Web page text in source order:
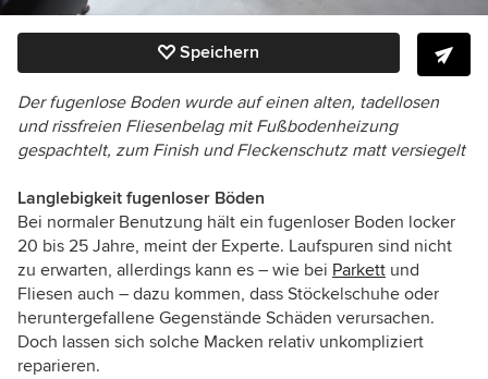
Speichern
Der fugenlose Boden wurde auf einen alten, tadellosen
und rissfreien Fliesenbelag mit Fußbodenheizung
gespachtelt, zum Finish und Fleckenschutz matt versiegelt
Langlebigkeit fugenloser Böden
Bei normaler Benutzung hält ein fugenloser Boden locker
20 bis 25 Jahre, meint der Experte. Laufspuren sind nicht
zu erwarten, allerdings kann es – wie bei Parkett und
Fliesen auch – dazu kommen, dass Stöckelschuhe oder
heruntergefallene Gegenstände Schäden verursachen.
Doch lassen sich solche Macken relativ unkompliziert
reparieren.